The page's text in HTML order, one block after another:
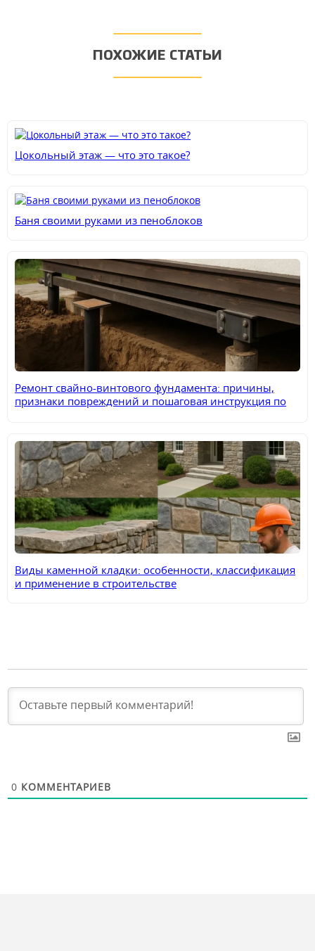
ПОХОЖИЕ СТАТЬИ
Цокольный этаж — что это такое?
Баня своими руками из пеноблоков
Ремонт свайно-винтового фундамента: причины,
признаки повреждений и пошаговая инструкция по
Виды каменной кладки: особенности, классификация
и применение в строительстве
0 КОММЕНТАРИЕВ